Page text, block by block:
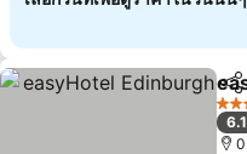
แช
3 ด
6.1